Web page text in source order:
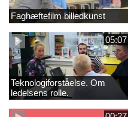
Faghæftefilm billedkunst
05:07
Teknologiforståelse. Om
ledelsens rolle.
Sofiendalskolen